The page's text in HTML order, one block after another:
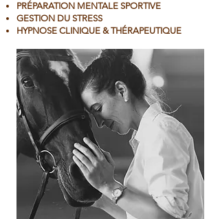
PRÉPARATION MENTALE SPORTIVE
GESTION DU STRESS
HYPNOSE CLINIQUE & THÉRAPEUTIQUE